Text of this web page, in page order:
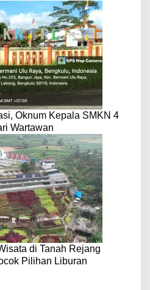
Oknum Kepala SMKN 4
Wartawan
di Tanah Rejang
Pilihan Liburan